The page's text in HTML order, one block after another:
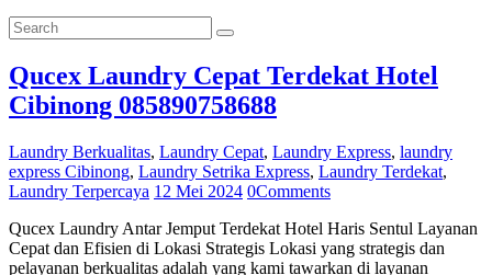
Qucex Laundry Cepat Terdekat Hotel
Cibinong 085890758688
Laundry Berkualitas, Laundry Cepat, Laundry Express, laundry
express Cibinong, Laundry Setrika Express, Laundry Terdekat,
Laundry Terpercaya 12 Mei 2024 0Comments
Qucex Laundry Antar Jemput Terdekat Hotel Haris Sentul Layanan
Cepat dan Efisien di Lokasi Strategis Lokasi yang strategis dan
pelayanan berkualitas adalah yang kami tawarkan di layanan